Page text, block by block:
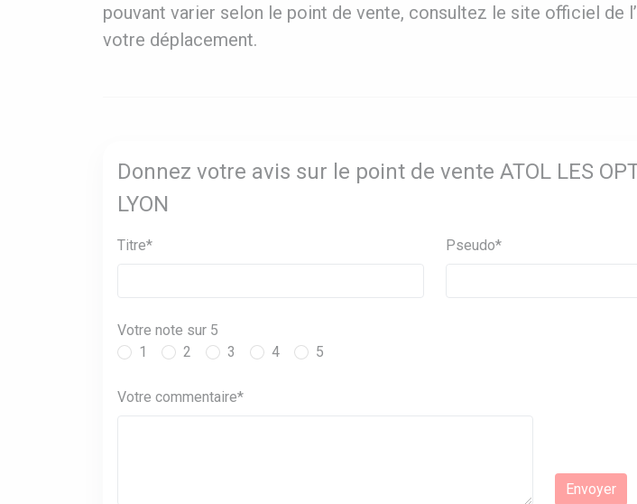
pouvant varier selon le point de vente, consultez le site officiel de
votre déplacement.
Donnez votre avis sur le point de vente ATOL LES
LYON
Titre* Pseudo*
Votre note sur 5
1
2 3 4 5
Votre commentaire*